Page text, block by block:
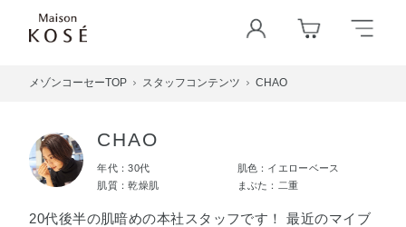
メゾンコーセーTOP スタッフコンテンツ CHAO
CHAO
年代：30代
肌色：イエローベース
肌質：乾燥肌
まぶた：二重
20代後半の肌暗めの本社スタッフです！ 最近のマイブ